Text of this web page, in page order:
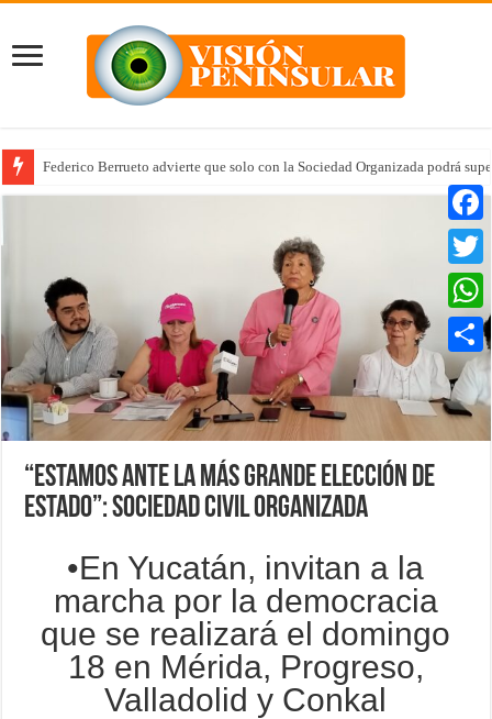
Federico Berrueto advierte que solo con la Sociedad Organizada podrá
“Estamos ante la más grande elección de
Estado”: Sociedad Civil Organizada
•En Yucatán, invitan a la
marcha por la democracia
que se realizará el domingo
18 en Mérida, Progreso,
Valladolid y Conkal
Twitter